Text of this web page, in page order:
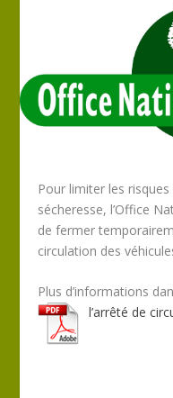
Pour limiter les
sécheresse, l’Office
de fermer
circulation des
Plus d’informations
l’arrêté de